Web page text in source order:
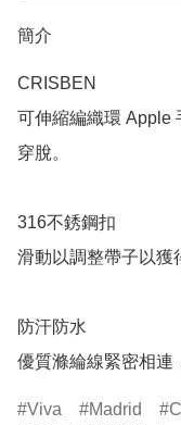
簡介
CRISBEN
可伸縮編織環 Apple
穿脫。
316不銹鋼扣
滑動以調整帶子以獲
防汗防水
優質滌綸線緊密相連
Viva Madrid